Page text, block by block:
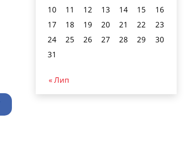
10
11 12 13 14 15
16
17
18 19 20 21 22
23
24
25 26 27 28 29
30
31
« Лип